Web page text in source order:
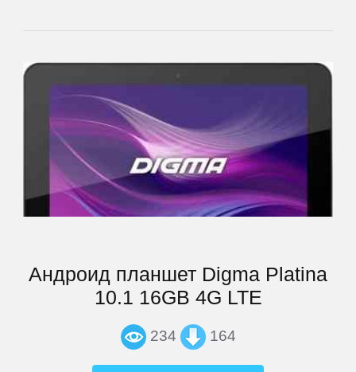
Андроид планшет Digma Platina
10.1 16GB 4G LTE
234 164
Toshiba
Tracer
Treelogic
Turbopad
VEDIA